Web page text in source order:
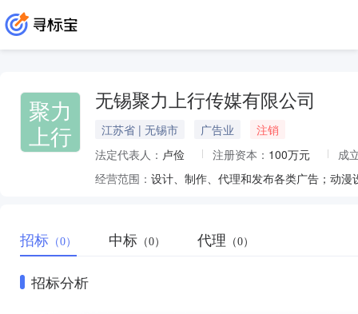
聚力
上行
无锡聚力上行传媒有限公司
江苏省 | 无锡市 广告业
注销
法定代表人： 卢俭 注册资本： 100万元
成
经营范围：
招标 （0） 中标 （0） 代理 （0）
招标分析